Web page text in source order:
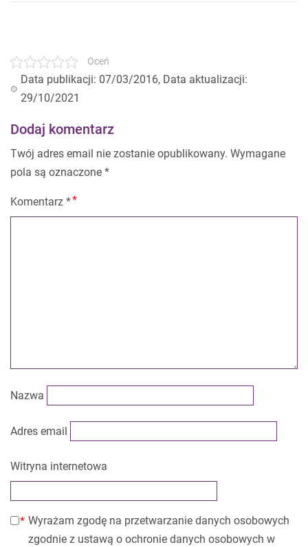
Oceń
Data publikacji: 07/03/2016, Data aktualizacji:
29/10/2021
Dodaj komentarz
Twój adres email nie zostanie opublikowany. Wymagane
pola są oznaczone *
Komentarz *
Nazwa
Adres email
Witryna internetowa
Wyrażam zgodę na przetwarzanie danych osobowych
zgodnie z ustawą o ochronie danych osobowych w